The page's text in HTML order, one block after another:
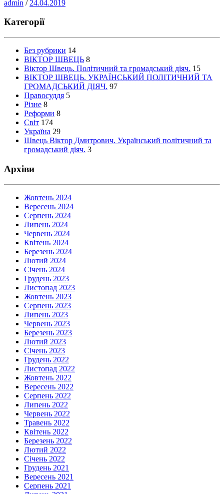
admin / 24.04.2019
Категорії
Без рубрики 14
ВІКТОР ШВЕЦЬ 8
Віктор Швець. Політичний та громадський діяч. 15
ВІКТОР ШВЕЦЬ. УКРАЇНСЬКИЙ ПОЛІТИЧНИЙ ТА
ГРОМАДСЬКИЙ ДІЯЧ. 97
Правосуддя 5
Різне 8
Реформи 8
Світ 174
Україна 29
Швець Віктор Дмитрович. Український політичний та
громадський діяч. 3
Архіви
Жовтень 2024
Вересень 2024
Серпень 2024
Липень 2024
Червень 2024
Квітень 2024
Березень 2024
Лютий 2024
Січень 2024
Грудень 2023
Листопад 2023
Жовтень 2023
Серпень 2023
Липень 2023
Червень 2023
Березень 2023
Лютий 2023
Січень 2023
Грудень 2022
Листопад 2022
Жовтень 2022
Вересень 2022
Серпень 2022
Липень 2022
Червень 2022
Травень 2022
Квітень 2022
Березень 2022
Лютий 2022
Січень 2022
Грудень 2021
Вересень 2021
Серпень 2021